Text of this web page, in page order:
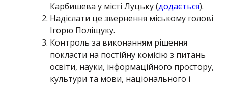
Карбишева у місті Луцьку (додається).
Надіслати це звернення міському голові
Ігорю Поліщуку.
Контроль за виконанням рішення
покласти на постійну комісію з питань
освіти, науки, інформаційного простору,
культури та мови, національного і